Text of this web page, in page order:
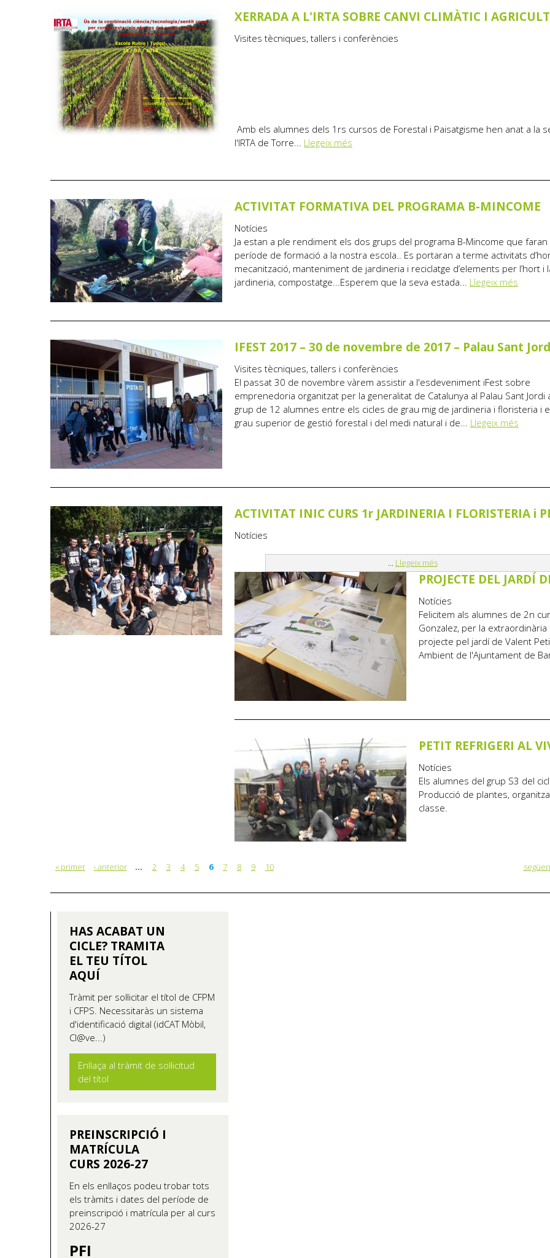
XERRADA A L'IRTA SOBRE CANVI CLIMÀTIC I
Visites tècniques, tallers i conferències
Amb els alumnes dels 1rs cursos de Forestal i Paisatgisme hen anat a la
l'IRTA de Torre... Llegeix més
ACTIVITAT FORMATIVA DEL PROGRAMA B-MINCOME
Notícies
Ja estan a ple rendiment els dos grups del programa B-Mincome que faran
període de formació a la nostra escola.. Es portaran a terme activitats
mecanització, manteniment de jardineria i reciclatge d’elements per l’hort i
jardineria, compostatge...Esperem que la seva estada... Llegeix més
IFEST 2017 – 30 de novembre de 2017 – Palau Sant
Visites tècniques, tallers i conferències
El passat 30 de novembre vàrem assistir a l'esdeveniment iFest sobre
emprenedoria organitzat per la generalitat de Catalunya al Palau Sant Jordi
grup de 12 alumnes entre els cicles de grau mig de jardineria i floristeria i
grau superior de gestió forestal i del medi natural i de... Llegeix més
ACTIVITAT INIC CURS 1r JARDINERIA I FLORISTERIA i
Notícies
Llegeix més
PROJECTE DEL JARDÍ
Notícies
Felicitem als alumnes de 2n
Gonzalez, per la
projecte pel jardí de Valent
Ambient de l'Ajuntament de
PETIT REFRIGERI AL
Notícies
Els alumnes del grup S3 del
Producció de plantes,
classe.
Pàgines
« primer ‹ anterior … 2 3 4 5 6 7 8 9 10
HAS ACABAT UN
CICLE? TRAMITA
EL TEU TÍTOL
AQUÍ
Tràmit per sol·licitar el títol de CFPM
i CFPS. Necessitaràs un sistema
d'identificació digital (idCAT Mòbil,
Cl@ve...)
Enllaça al tràmit de sol·licitud
del títol
PREINSCRIPCIÓ I
MATRÍCULA
CURS 2026-27
En els enllaços podeu trobar tots
els tràmits i dates del període de
preinscripció i matrícula per al curs
2026-27
PFI